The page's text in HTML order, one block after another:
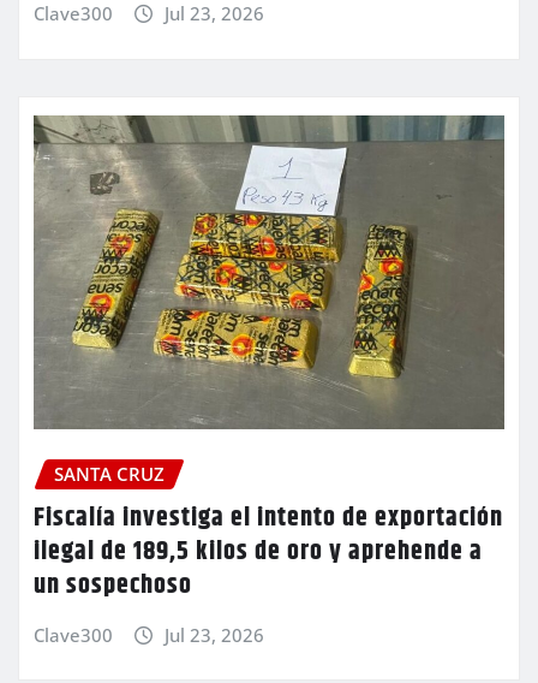
Clave300 Jul 23, 2026
SANTA CRUZ
Fiscalía investiga el intento de exportación
ilegal de 189,5 kilos de oro y aprehende a
un sospechoso
Clave300 Jul 23, 2026